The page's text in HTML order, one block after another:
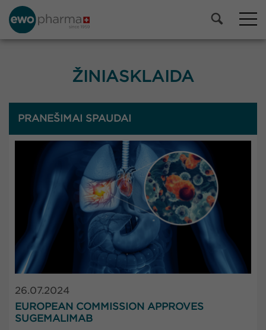
ŽINIASKLAIDA
PRANEŠIMAI SPAUDAI
26.07.2024
EUROPEAN COMMISSION APPROVES
SUGEMALIMAB